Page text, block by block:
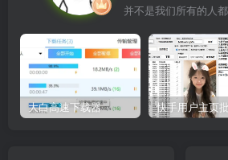
并不是我们所有的人
大白高速下载器